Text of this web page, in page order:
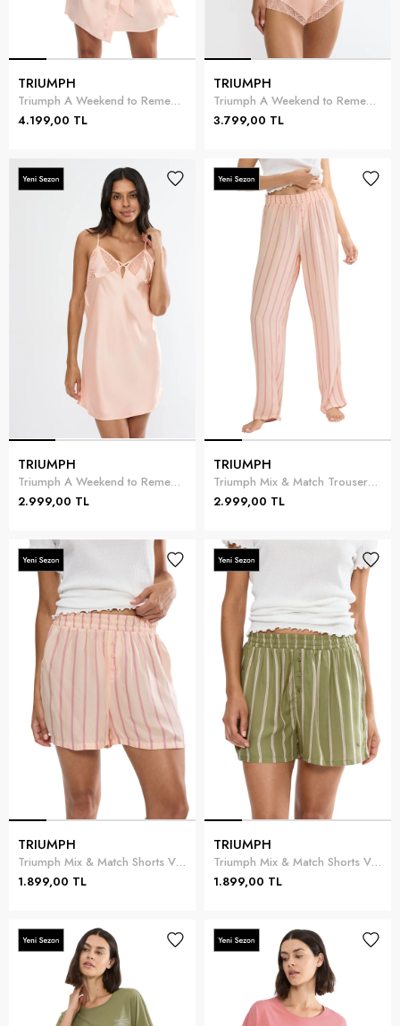
TRIUMPH
Triumph A Weekend to Remember Robe Kadın Sabahlık
4.199,00 TL
TRIUMPH
Triumph A Weekend to Remember PSW Kadın Pijama Takımı
3.799,00 TL
TRIUMPH
Triumph A Weekend to Remember NDW Kadın Gecelik
2.999,00 TL
TRIUMPH
Triumph Mix & Match Trousers Viscose 01 Kadın Pantolon Pembe
2.999,00 TL
TRIUMPH
Triumph Mix & Match Shorts Viscose Kadın Şort Pembe
1.899,00 TL
TRIUMPH
Triumph Mix & Match Shorts Viscose Kadın Şort Yeşil
1.899,00 TL